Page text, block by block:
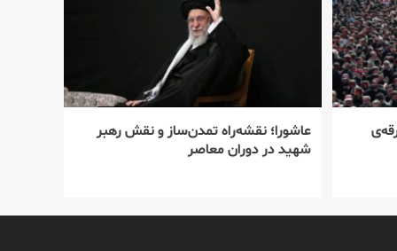
عاشورا؛ نقشه‌راه تمدن‌ساز و نقش رهبر
شهید در دوران معاصر